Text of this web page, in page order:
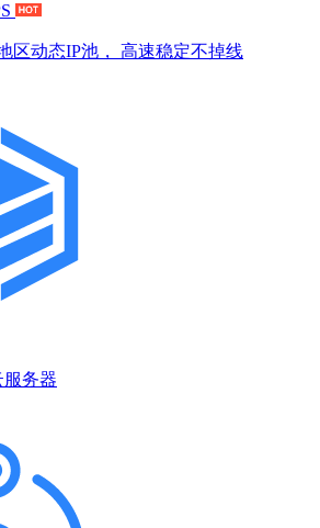
区动态IP池， 高速稳定不掉线
务器